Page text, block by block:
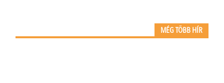
MÉG TÖBB HÍR